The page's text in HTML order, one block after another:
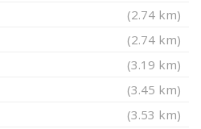
(2.74 km)
(2.74 km)
(3.19 km)
(3.45 km)
(3.53 km)